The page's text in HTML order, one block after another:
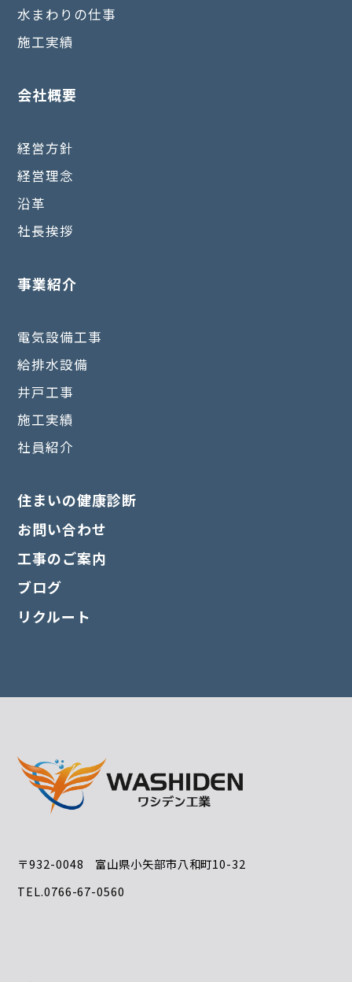
水まわりの仕事
施工実績
会社概要
経営方針
経営理念
沿革
社長挨拶
事業紹介
電気設備工事
給排水設備
井戸工事
施工実績
社員紹介
住まいの健康診断
お問い合わせ
工事のご案内
ブログ
リクルート
〒932-0048 富山県小矢部市八和町10-32
TEL.0766-67-0560